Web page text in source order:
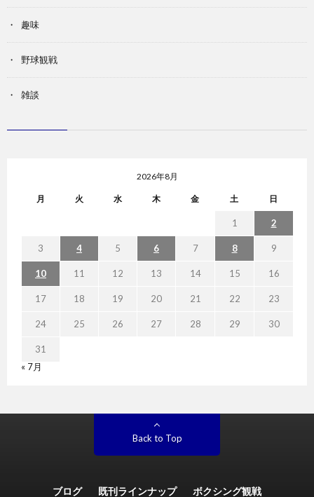
趣味
野球観戦
雑談
2026年8月
月 火 水 木 金 土 日
1 2
3 4 5 6 7 8 9
10 11 12 13 14 15 16
17 18 19 20 21 22 23
24 25 26 27 28 29 30
31
« 7月
Back to Top
ブログ 既刊ラインナップ ボクシング観戦